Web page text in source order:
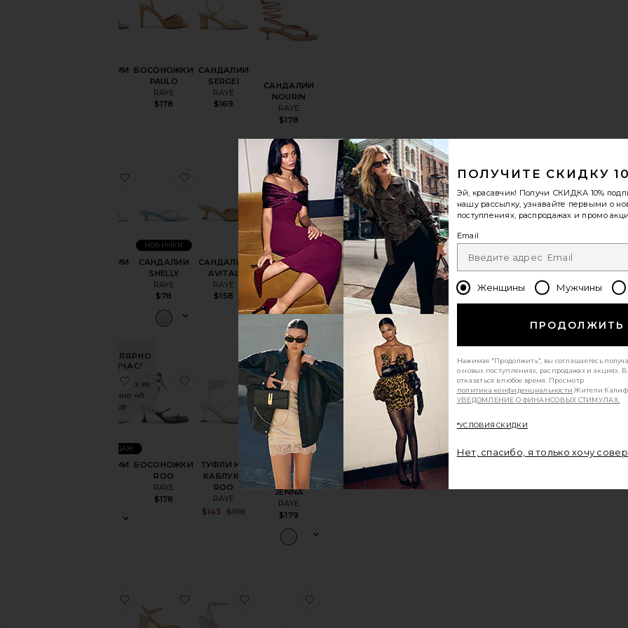
САНДАЛИИ
БОСОНОЖКИ
PAULO
RAYE
$178
САНДАЛИИ
SERGEI
RAYE
$169
САНДАЛИИ
NOURIN
RAYE
$178
САНДАЛИИ
избранноеСАНДАЛИИ RUMI
САНДАЛИИ
SHELLY
RAYE
$78
НОВИНКИ
избранноеСАНДАЛИИ SHELLY
САНДАЛИИ
AVITAL
RAYE
$158
избранноеСАНДАЛИИ AVITAL
САНДАЛИИ
AYLIN
RAYE
$169
избранноеСАНДАЛИИ AYLIN
ПОПУЛЯРНО
СЕЙЧАС!
Продано 9 раз за
последние 48
часов
САНДАЛИИ
ЛИДЕР ПРОДАЖ
избранноеСАНДАЛИИ CHAD
БОСОНОЖКИ
ROO
RAYE
$178
избранноеБОСОНОЖКИ ROO
ТУФЛИ НА
КАБЛУКЕ
ROO
RAYE
Sale price:
$143
Previous price:
$178
избранноеТУФЛИ НА КАБЛУКЕ ROO
САНДАЛИИ
JENNA
RAYE
$179
избранноеСАНДАЛИИ JENNA
избранноеСАНДАЛИИ SELENE
избранноеСАНДАЛИИ KIARA
избранноеБОСОНОЖКИ LAGOON
ПОЛУЧИТЕ СКИДКУ
Эй, красавчик! Получи СКИДКА 10%
нашу рассылку, узнавайте первыми о
поступлениях, распродажах и промо
Email
Женщины Мужчины
ПРОДОЛЖИТЬ
Нажимая "Продолжить", вы соглашаетесь
о новых поступлениях, распродажах и акциях.
отказаться в любое время. Просмотр
политика конфиденциальности Жители
УВЕДОМЛЕНИЕ О ФИНАНСОВЫХ СТИМУЛАХ.
*УСЛОВИЯ СКИДКИ
Нет, спасибо, я только хочу